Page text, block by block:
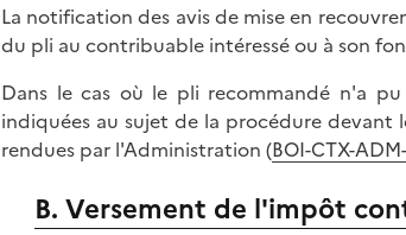
La notification des avis de mise en
du pli au contribuable intéressé ou à son
Dans le cas où le pli recommandé n'a
indiquées au sujet de la procédure
rendues par l'Administration (BOI-CTX-
B. Versement de l'impôt